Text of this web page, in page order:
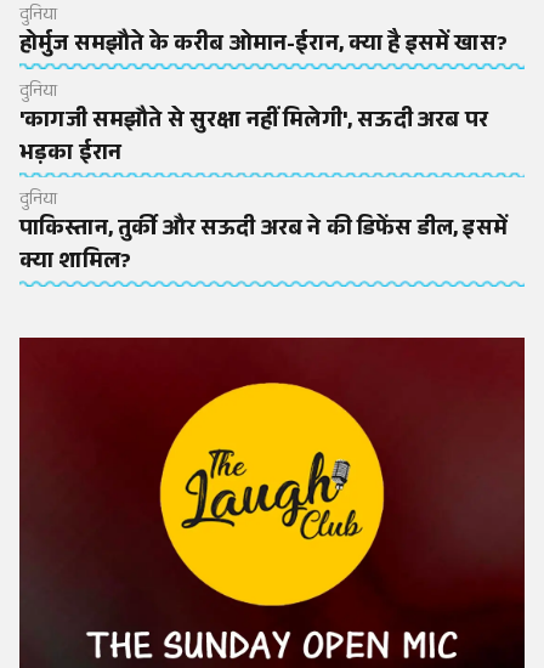
दुनिया
होर्मुज समझौते के करीब ओमान-ईरान, क्या है इसमें खास?
दुनिया
'कागजी समझौते से सुरक्षा नहीं मिलेगी', सऊदी अरब पर
भड़का ईरान
दुनिया
पाकिस्तान, तुर्की और सऊदी अरब ने की डिफेंस डील, इसमें
क्या शामिल?